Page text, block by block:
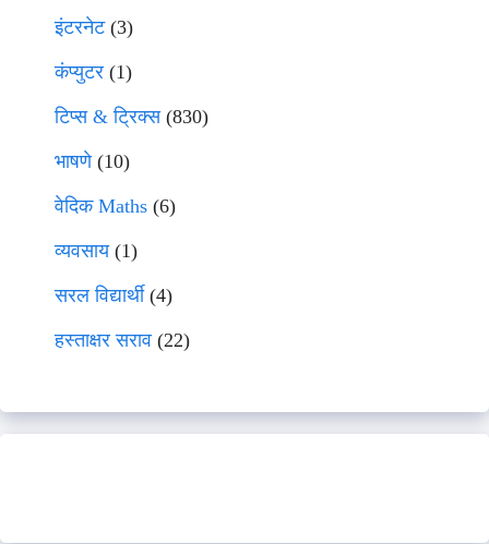
इंटरनेट(3)
कंप्युटर (1)
टिप्स & ट्रिक्स(830)
भाषणे(10)
वेदिक Maths (6)
व्यवसाय(1)
सरल विद्यार्थी(4)
हस्ताक्षर सराव (22)